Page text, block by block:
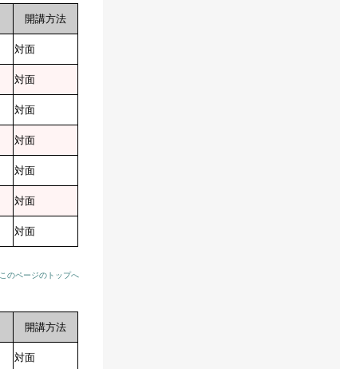
開講方法
対面
対面
対面
対面
対面
対面
対面
このページのトップへ
開講方法
対面